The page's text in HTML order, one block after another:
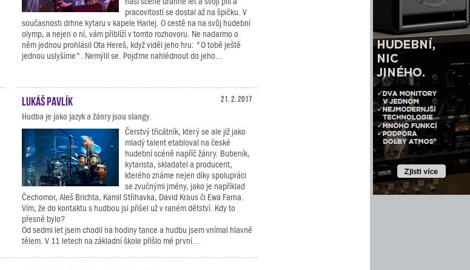
pracovitostí se dostal až na špičku. V
současnosti drhne kytaru v kapele Harlej. O cestě na na svůj hudební
olymp, a nejen o ní, vám přiblíží v tomto rozhovoru. Ne nadarmo o
něm jednou prohlásil Ota Hereš, když viděl jeho hru: "O tobě ještě
jednou uslyšíme". Nemýlil se. Pojďme nahlédnout do jeho...
21. 2. 2017
Lukáš Pavlík
Hudba je jako jazyk a žánry jsou slangy.
Čerstvý třicátník, který se ale již jako
mladý talent etabloval na české
hudební scéně napříč žánry. Bubeník,
kytarista, skladatel a producent,
kterého známe nejen díky spolupráci
se zvučnými jmény, jako je například
Čechomor, Aleš Brichta, Kamil Střihavka, David Kraus či Ewa Farna.
Vím, že do kontaktu s hudbou jsi přišel už v raném dětství. Kdy to
přesně bylo?
Od sedmi let jsem chodil na hodiny tance a hudbu jsem vnímal hlavně
tělem. V 11 letech na základní škole přišlo mé první...